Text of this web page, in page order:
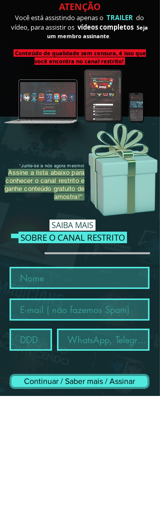
ATENÇÃO
Você está assistindo apenas o TRAILER do
vídeo, para assistiros vídeos completos Seja
um membro assinante.
Conteúdo de qualidade sem censura, é isso que
você encontra no canal restrito!
"Junte-se a nós agora mesmo!
Assine a lista abaixo para
conhecer o canal restrito e
ganhe conteúdo gratuito de
amostra!"
SAIBA MAIS
SOBRE O CANAL RESTRITO
Continuar / Saber mais / Assinar